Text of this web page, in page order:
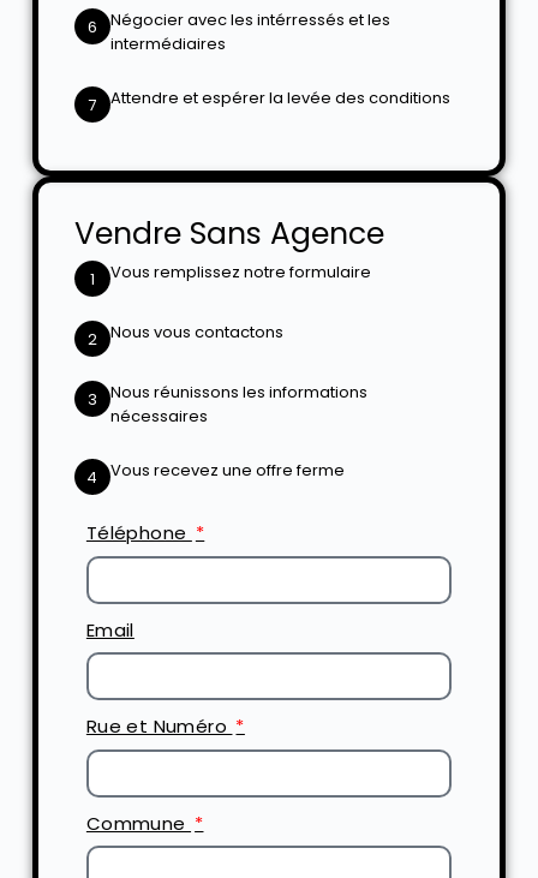
Vendre Sans Agence
1 Vous remplissez notre formulaire
2 Nous vous contactons
3
Nous réunissons les informations
nécessaires
4 Vous recevez une offre ferme
Téléphone
Email
Rue et Numéro
Commune
6
Négocier avec les intérressés et les
intermédiaires
7 Attendre et espérer la levée des conditions